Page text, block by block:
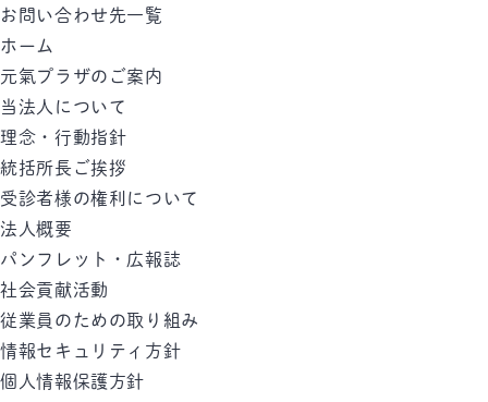
お問い合わせ先一覧
ホーム
元氣プラザのご案内
当法人について
理念・行動指針
統括所長ご挨拶
受診者様の権利について
法人概要
パンフレット・広報誌
社会貢献活動
従業員のための取り組み
情報セキュリティ方針
個人情報保護方針